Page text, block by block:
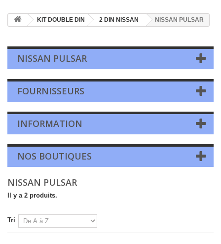
KIT DOUBLE DIN 2 DIN NISSAN NISSAN PULSAR
NISSAN PULSAR
FOURNISSEURS
INFORMATION
NOS BOUTIQUES
NISSAN PULSAR
Il y a 2 produits.
Tri